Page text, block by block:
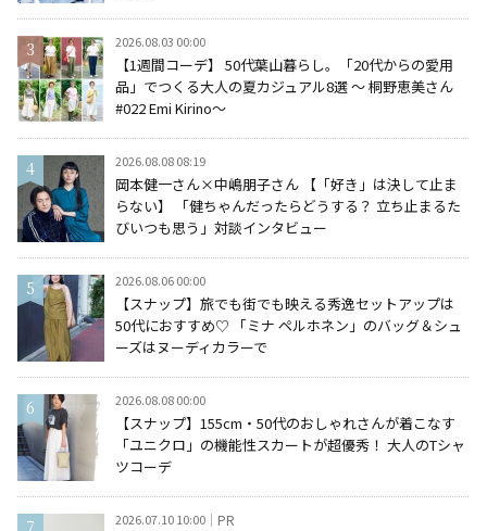
2026.08.03 00:00
【1週間コーデ】 50代葉山暮らし。「20代からの愛用
品」でつくる大人の夏カジュアル8選 ～ 桐野恵美さん
#022 Emi Kirino～
2026.08.08 08:19
岡本健一さん×中嶋朋子さん 【「好き」は決して止ま
らない】 「健ちゃんだったらどうする？ 立ち止まるた
びいつも思う」対談インタビュー
2026.08.06 00:00
【スナップ】旅でも街でも映える秀逸セットアップは
50代におすすめ♡ 「ミナ ペルホネン」のバッグ＆シュ
ーズはヌーディカラーで
2026.08.08 00:00
【スナップ】155cm・50代のおしゃれさんが着こなす
「ユニクロ」の機能性スカートが超優秀！ 大人のTシャ
ツコーデ
2026.07.10 10:00 PR